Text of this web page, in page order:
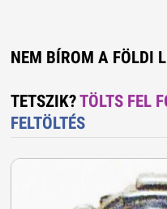
NEM BÍROM A FÖLDI
TETSZIK?TÖLTS FEL
FELTÖLTÉS